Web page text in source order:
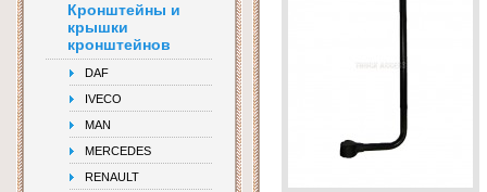
Кронштейны и
крышки
кронштейнов
DAF
IVECO
MAN
MERCEDES
RENAULT